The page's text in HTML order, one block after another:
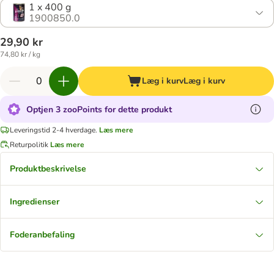
1 x 400 g
1900850.0
29,90 kr
74,80 kr / kg
Læg i kurvLæg i kurv
Optjen 3 zooPoints for dette produkt
Leveringstid 2-4 hverdage. Læs mere
Returpolitik Læs mere
Produktbeskrivelse
Ingredienser
Foderanbefaling